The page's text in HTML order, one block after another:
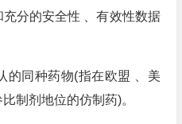
分的安全性 、有效性数据
的同种药物(指在欧盟 、美
制剂地位的仿制药)。